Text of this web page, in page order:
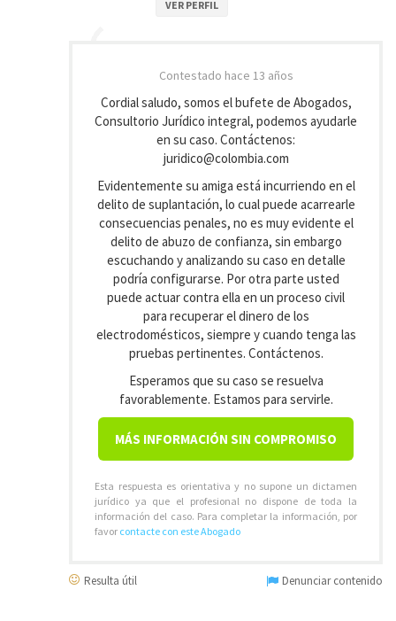
VER PERFIL
Contestado hace 13 años
Cordial saludo, somos el bufete de Abogados,
Consultorio Jurídico integral, podemos ayudarle
en su caso. Contáctenos:
juridico@colombia.com
Evidentemente su amiga está incurriendo en el
delito de suplantación, lo cual puede acarrearle
consecuencias penales, no es muy evidente el
delito de abuzo de confianza, sin embargo
escuchando y analizando su caso en detalle
podría configurarse. Por otra parte usted
puede actuar contra ella en un proceso civil
para recuperar el dinero de los
electrodomésticos, siempre y cuando tenga las
pruebas pertinentes. Contáctenos.
Esperamos que su caso se resuelva
favorablemente. Estamos para servirle.
MÁS INFORMACIÓN SIN COMPROMISO
Esta respuesta es orientativa y no supone un dictamen
jurídico ya que el profesional no dispone de toda la
información del caso. Para completar la información, por
favor contacte con este Abogado
Resulta útil Denunciar contenido